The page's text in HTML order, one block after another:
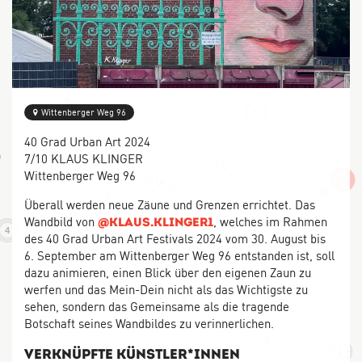
Wittenberger Weg 96
40 Grad Urban Art 2024
7/10 KLAUS KLINGER
Wittenberger Weg 96
Überall werden neue Zäune und Grenzen errichtet. Das
Wandbild von @klaus.klinger1, welches im Rahmen
des 40 Grad Urban Art Festivals 2024 vom 30. August bis
6. September am Wittenberger Weg 96 entstanden ist, soll
dazu animieren, einen Blick über den eigenen Zaun zu
werfen und das Mein-Dein nicht als das Wichtigste zu
sehen, sondern das Gemeinsame als die tragende
Botschaft seines Wandbildes zu verinnerlichen.
Verknüpfte Künstler*Innen
5
4
32
10
9
2
4
2